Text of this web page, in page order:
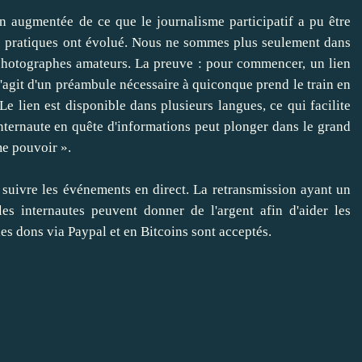
augmentée de ce que le journalisme participatif a pu être
ont évolué. Nous ne sommes plus seulement dans
amateurs. La preuve : pour commencer, un lien
d'un préambule nécessaire à quiconque prend le train en
lien est disponible dans plusieurs langues, ce qui facilite
en quête d'informations peut plonger dans le grand
pouvoir ».
les événements en direct. La retransmission ayant un
internautes peuvent donner de l'argent afin d'aider les
dons via Paypal et en Bitcoins sont acceptés.